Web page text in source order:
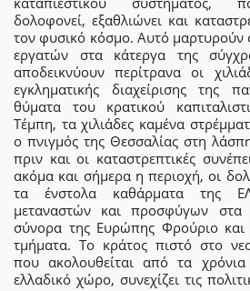
δολοφονεί, εξαθλιώνει και
τον φυσικό κόσμο. Αυτό μαρτυρούν
εργατών στα κάτεργα της
αποδεικνύουν περίτρανα οι
εγκληματικής διαχείρισης της
θύματα του κρατικού
Τέμπη, τα χιλιάδες καμένα
ο πνιγμός της Θεσσαλίας στη
πριν και οι καταστρεπτικές
ακόμα και σήμερα η περιοχή, οι
τα ένστολα καθάρματα της
μεταναστών και προσφύγων στα
σύνορα της Ευρώπης Φρούριο και
τμήματα. Το κράτος πιστό στο
που ακολουθείται από τα
ελλαδικό χώρο, συνεχίζει τις